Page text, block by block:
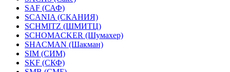
SAF (САФ)
SCANIA (СКАНИЯ)
SCHMITZ (ШМИТЦ)
SCHOMACKER (Шумахер)
SHACMAN (Шакман)
SIM (СИМ)
SKF (СКФ)